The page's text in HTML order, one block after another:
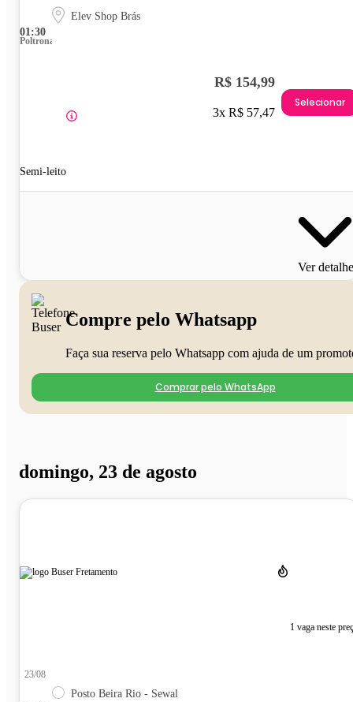
01:30
Elev Shop Brás
Poltrona
Semi-leito
R$ 154,99
3x R$ 57,47
Selecionar
Ver
Compre pelo Whatsapp
Faça sua reserva pelo Whatsapp com ajuda de um
Comprar pelo WhatsApp
domingo, 23 de agosto
1 vaga neste
23/08
Posto Beira Rio - Sewal